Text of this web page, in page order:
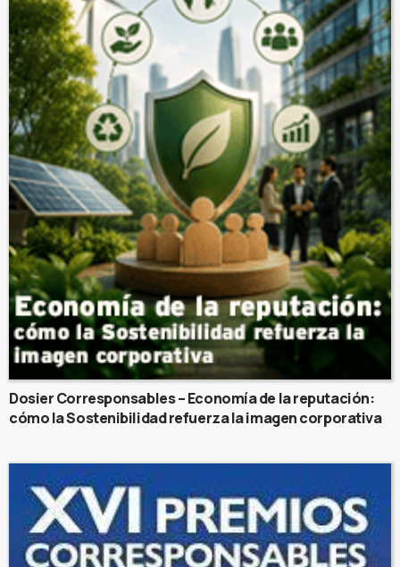
Dosier Corresponsables – Economía de la reputación:
cómo la Sostenibilidad refuerza la imagen corporativa